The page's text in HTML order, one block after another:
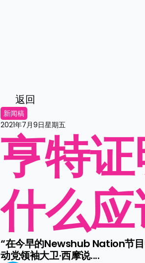
返回
新闻稿
2021年7月9日星期五
亨特
什么
“在今早的Newshub Nation节目
动党领袖大卫·西摩说....